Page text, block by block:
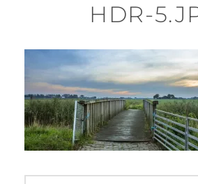
HDR-